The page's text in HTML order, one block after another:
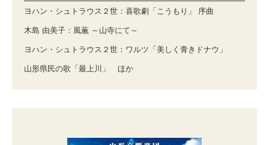
ヨハン・シュトラウス２世：喜歌劇「こうもり」 序曲
木島 由美子：風薫 ～山寺にて～
ヨハン・シュトラウス２世：ワルツ「美しく青きドナウ」
山形県民の歌「最上川」 ほか